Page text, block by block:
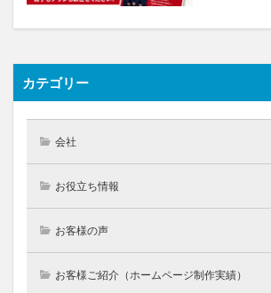
カテゴリー
会社
お役立ち情報
お客様の声
お客様ご紹介（ホームページ制作実績）